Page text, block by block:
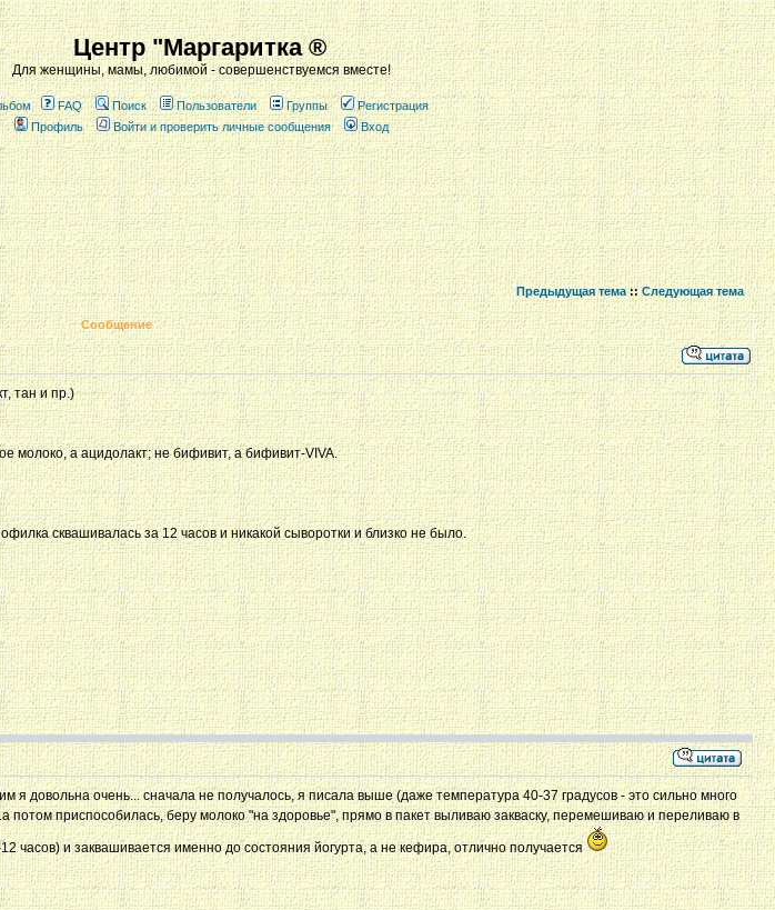
Центр "Маргаритка ®
Для женщины, мамы, любимой - совершенствуемся вместе!
FAQ Поиск Пользователи Группы
Регистрация
Профиль
Войти и проверить личные сообщения Вход
Предыдущая тема::Следующая тема
Сообщение
тан и пр.)
молоко, а ацидолакт; не бифивит, а бифивит-VIVA.
сквашивалась за 12 часов и никакой сыворотки и близко не было.
я довольна очень... сначала не получалось, я писала выше (даже температура 40-37 градусов - это сильно много
потом приспособилась, беру молоко "на здоровье", прямо в пакет выливаю закваску, перемешиваю и переливаю в
часов) и заквашивается именно до состояния йогурта, а не кефира, отлично получается